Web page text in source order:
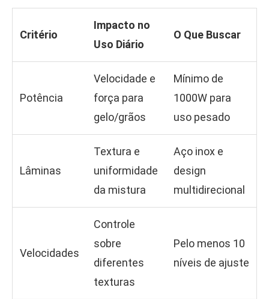
Critério
Impacto no
Uso Diário
O Que Buscar
Potência
Velocidade e
força para
gelo/grãos
Mínimo de
1000W para
uso pesado
Lâminas
Textura e
uniformidade
da mistura
Aço inox e
design
multidirecional
Velocidades
Controle
sobre
diferentes
texturas
Pelo menos 10
níveis de ajuste